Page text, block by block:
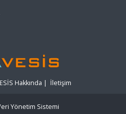
Hakkında | İletişim
Yönetim Sistemi